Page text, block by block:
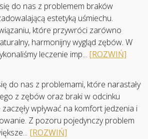
do nas z problemem braków
estetyką uśmiechu.
które przywróci zarówno
harmonijny wygląd zębów. W
leczenie imp... [ROZWIŃ]
Po
do nas z problemami, które narastały
z zębów oraz braki w odcinku
wpływać na komfort jedzenia i
Z pozoru pojedynczy problem
[ROZWIŃ]